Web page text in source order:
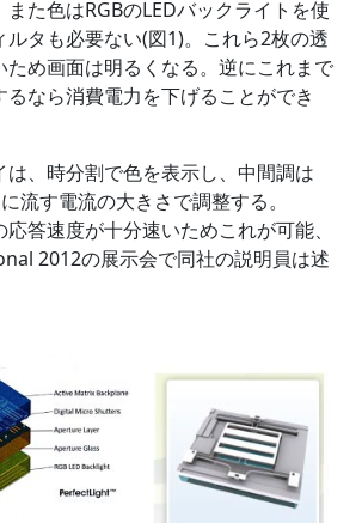
た色はRGBのLEDバックライトを使
ルタも必要ない(図1)。これら2枚の透
ため画面は明るくなる。逆にこれまで
なら消費電力を下げることができ
は、時分割で色を表示し、中間調は
流す電流の大きさで調整する。
答速度が十分速いためこれが可能、
2012の展示会で同社の説明員は述